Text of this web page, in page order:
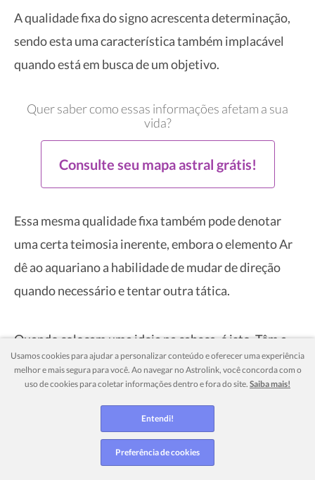
A qualidade fixa do signo acrescenta determinação,
sendo esta uma característica também implacável
quando está em busca de um objetivo.
Quer saber como essas informações afetam a sua
vida?
Consulte seu mapa astral grátis!
Essa mesma qualidade fixa também pode denotar
uma certa teimosia inerente, embora o elemento Ar
dê ao aquariano a habilidade de mudar de direção
quando necessário e tentar outra tática.
Quando colocam uma ideia na cabeça, é isto. Têm a
mente aberta antes de tomar uma decisão, mas, com
frequência pedem opiniões como uma etapa final,
mesmo se a decisão já tiver sido tomada, apenas não
finalizada. É um tipo de processo de confirmação
interpessoal que apenas Aquário compreende
Usamos cookies para ajudar a personalizar conteúdo e oferecer uma experiência
melhor e mais segura para você. Ao navegar no Astrolink, você concorda com o
uso de cookies para coletar informações dentro e fora do site. Saiba mais!
Entendi!
Preferência de cookies